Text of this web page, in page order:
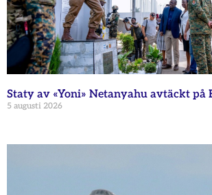
Staty av «Yoni» Netanyahu avtäckt på
5 augusti 2026